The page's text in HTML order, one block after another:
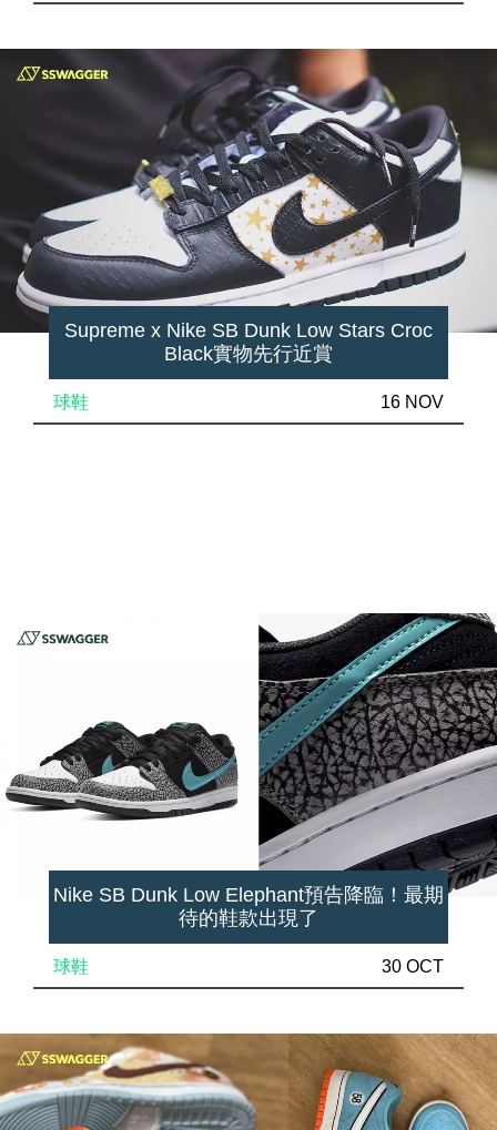
Supreme x Nike SB Dunk Low Stars Croc
Black實物先行近賞
球鞋 16 NOV
Nike SB Dunk Low Elephant預告降臨！最期
待的鞋款出現了
球鞋 30 OCT